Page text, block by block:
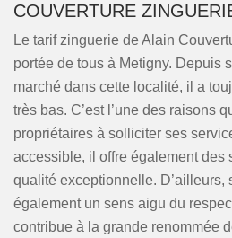
COUVERTURE
Le tarif zinguerie de Alain
portée de tous à Metigny. Depuis
marché dans cette localité, il a
très bas. C’est l’une des raisons
propriétaires à solliciter ses
accessible, il offre également des
qualité exceptionnelle. D’ailleurs,
également un sens aigu du
contribue à la grande renommée